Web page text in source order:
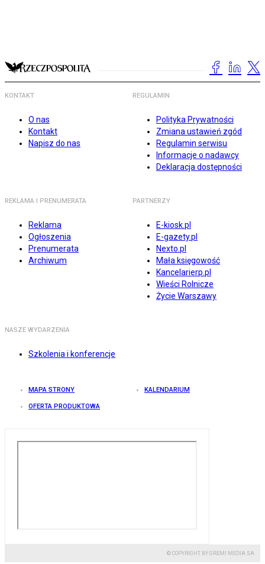
KONTAKT
O nas
Kontakt
Napisz do nas
REGULAMIN
Polityka Prywatności
Zmiana ustawień zgód
Regulamin serwisu
Informacje o nadawcy
Deklaracja dostępności
REKLAMA I PRENUMERATA
Reklama
Ogłoszenia
Prenumerata
Archiwum
PARTNERZY
E-kiosk.pl
E-gazety.pl
Nexto.pl
Mała księgowość
Kancelarierp.pl
Wieści Rolnicze
Życie Warszawy
NASZE WYDARZENIA
Szkolenia i konferencje
MAPA STRONY KALENDARIUM
OFERTA PRODUKTOWA
© COPYRIGHT BY GREMI MEDIA SA